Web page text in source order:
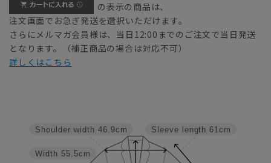
の表示の商品は、
注文画面でお急ぎ発送を選択いただけます。
さらにメルマガ会員様は、当日12:00までのご注文で当日発送
となります。（補正商品の場合は対応不可）
詳しくはこちら
Sleeve length 61cm
Width 55.5cm
Shoulder width 46.9cm